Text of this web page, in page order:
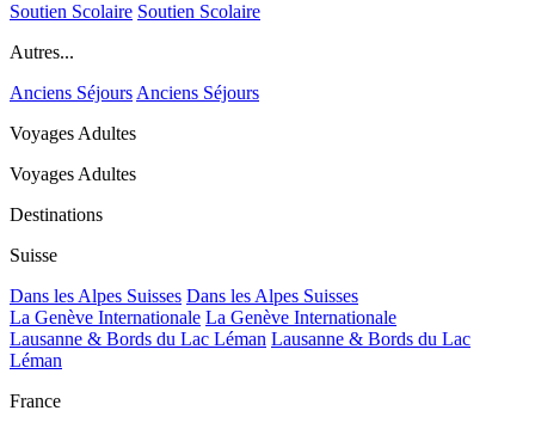
Soutien Scolaire Soutien Scolaire
Autres...
Anciens Séjours Anciens Séjours
Voyages Adultes
Voyages Adultes
Destinations
Suisse
Dans les Alpes Suisses Dans les Alpes Suisses
La Genève Internationale La Genève Internationale
Lausanne & Bords du Lac Léman Lausanne & Bords du Lac
Léman
France